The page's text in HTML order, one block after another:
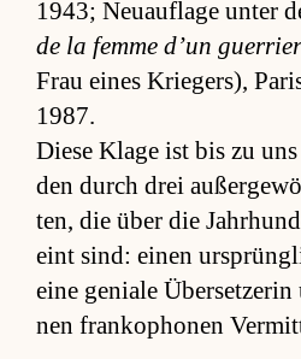
1943; Neu­auf­lage un­ter
de la femme d’un guer­rier
Frau ei­nes Krie­ger­s),
1987.
Diese Klage ist bis zu
den durch drei
ten, die über die
eint sind: einen
eine ge­ni­ale
nen fran­ko­pho­nen